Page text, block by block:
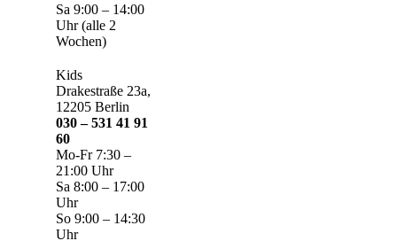
Sa 9:00 – 14:00
Uhr (alle 2
Wochen)
Kids
Drakestraße 23a,
12205 Berlin
030 – 531 41 91
60
Mo-Fr 7:30 –
21:00 Uhr
Sa 8:00 – 17:00
Uhr
So 9:00 – 14:30
Uhr